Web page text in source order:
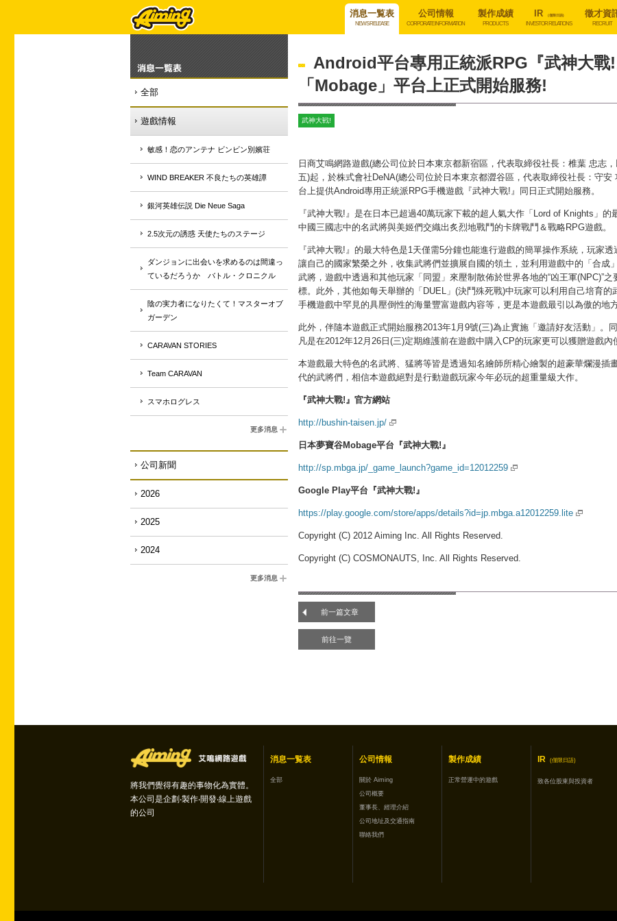
消息一覧表
NEWS RELEASE
公司情報
CORPORATE INFORMATION
製作成績
PRODUCTS
IR (僅限日語)
INVESTOR RELATIONS
徵才資
RECRUIT
Android平台專用正統派RPG『武神大戰
「Mobage」平台上正式開始服務!
武神大戦!
日商艾鳴網路遊戲(總公司位於日本東京都新宿區，代表取締役社長：椎葉 忠志
五)起，於株式會社DeNA(總公司位於日本東京都澀谷區，代表取締役社長：守
台上提供Android專用正統派RPG手機遊戲『武神大戰!』同日正式開始服務。
『武神大戰!』是在日本已超過40萬玩家下載的超人氣大作「Lord of Knights」
中國三國志中的名武將與美姬們交織出炙烈地戰鬥的卡牌戰鬥＆戰略RPG遊戲。
『武神大戰!』的最大特色是1天僅需5分鐘也能進行遊戲的簡單操作系統，玩家
讓自己的國家繁榮之外，收集武將們並擴展自國的領土，並利用遊戲中的「合成
武將，遊戲中透過和其他玩家「同盟」來壓制散佈於世界各地的“凶王軍(NPC)”
標。此外，其他如每天舉辦的「DUEL」(決鬥殊死戰)中玩家可以利用自己培育
手機遊戲中罕見的具壓倒性的海量豐富遊戲內容等，更是本遊戲最引以為傲的地方
此外，伴隨本遊戲正式開始服務2013年1月9號(三)為止實施「邀請好友活動」。
凡是在2012年12月26日(三)定期維護前在遊戲中購入CP的玩家更可以獲贈遊戲內
本遊戲最大特色的名武將、猛將等皆是透過知名繪師所精心繪製的超豪華爛漫插
代的武將們，相信本遊戲絕對是行動遊戲玩家今年必玩的超重量級大作。
『武神大戰!』官方網站
http://bushin-taisen.jp/
日本夢寶谷Mobage平台『武神大戰!』
http://sp.mbga.jp/_game_launch?game_id=12012259
Google Play平台『武神大戰!』
https://play.google.com/store/apps/details?id=jp.mbga.a12012259.lite
Copyright (C) 2012 Aiming Inc. All Rights Reserved.
Copyright (C) COSMONAUTS, Inc. All Rights Reserved.
前一篇文章
前往一覽
消息一覧表
全部
遊戲情報
敏感！恋のアンテナ ビンビン別嬪荘
WIND BREAKER 不良たちの英雄譚
銀河英雄伝説 Die Neue Saga
2.5次元の誘惑 天使たちのステージ
ダンジョンに出会いを求めるのは間違っ
ているだろうか バトル・クロニクル
陰の実力者になりたくて！マスターオブ
ガーデン
CARAVAN STORIES
Team CARAVAN
スマホログレス
更多消息
公司新聞
2026
2025
2024
更多消息
將我們覺得有趣的事物化為實體。
本公司是企劃‧製作‧開發‧線上遊戲
的公司
消息一覧表
全部
公司情報
關於 Aiming
公司概要
董事長、經理介紹
公司地址及交通指南
聯絡我們
製作成績
正常營運中的遊戲
IR (僅限日語)
致各位股東與投資者